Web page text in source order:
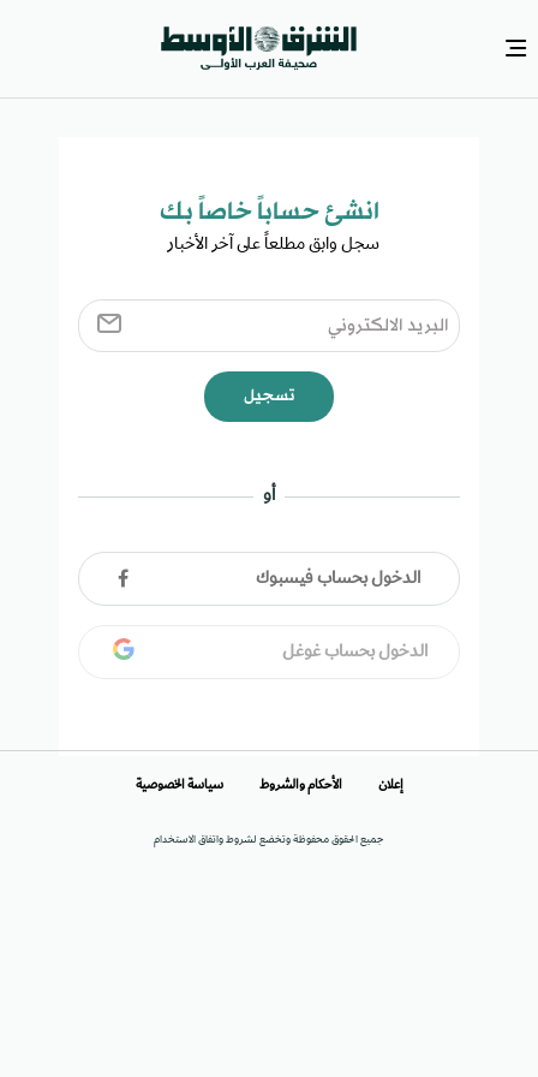
انشئ حساباً خاصاً بك​
سجل وابق مطلعاً على آخر الأخبار ​
تسجيل
أو
الدخول بحساب فيسبوك
الدخول بحساب غوغل
جميع الحقوق محفوظة وتخضع لشروط واتفاق الاستخدام
إعلان الأحكام والشروط سياسة الخصوصية